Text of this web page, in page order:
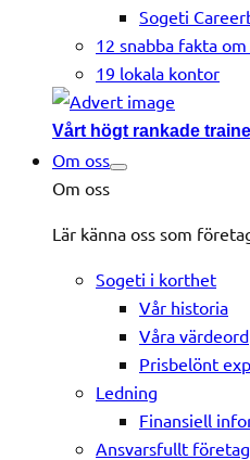
Sogeti
12 snabba fakta
19 lokala kontor
Vårt högt rankade
Om oss
Om oss
Lär känna oss som
Sogeti i korthet
Vår historia
Våra värdeord
Prisbelönt
Ledning
Finansiell
Ansvarsfullt